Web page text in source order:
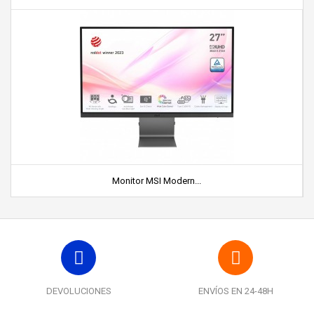
Monitor MSI Modern...
DEVOLUCIONES ENVÍOS EN 24-48H